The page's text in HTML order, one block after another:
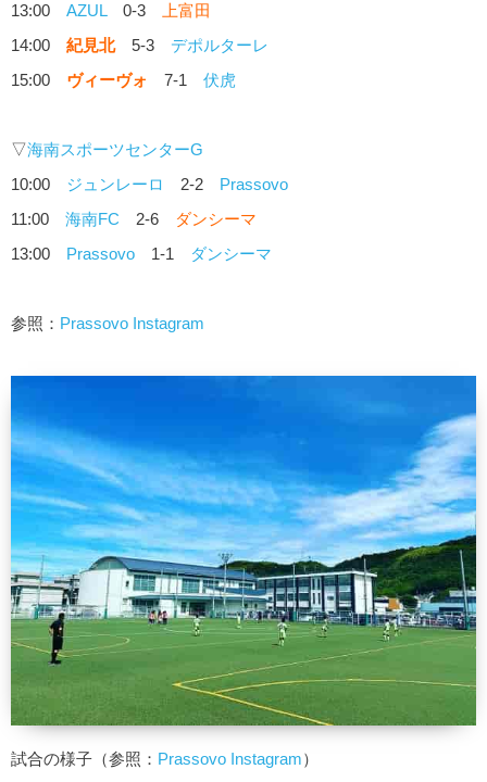
13:00 AZUL0-3
上富田
14:00 紀見北5-3 デポルターレ
15:00 ヴィーヴォ 7-1 伏虎
▽海南スポーツセンターG
10:00 ジュンレーロ 2-2 Prassovo
11:00 海南FC 2-6
ダンシーマ
13:00 Prassovo 1-1 ダンシーマ
参照： Prassovo Instagram
試合の様子（参照： Prassovo Instagram）